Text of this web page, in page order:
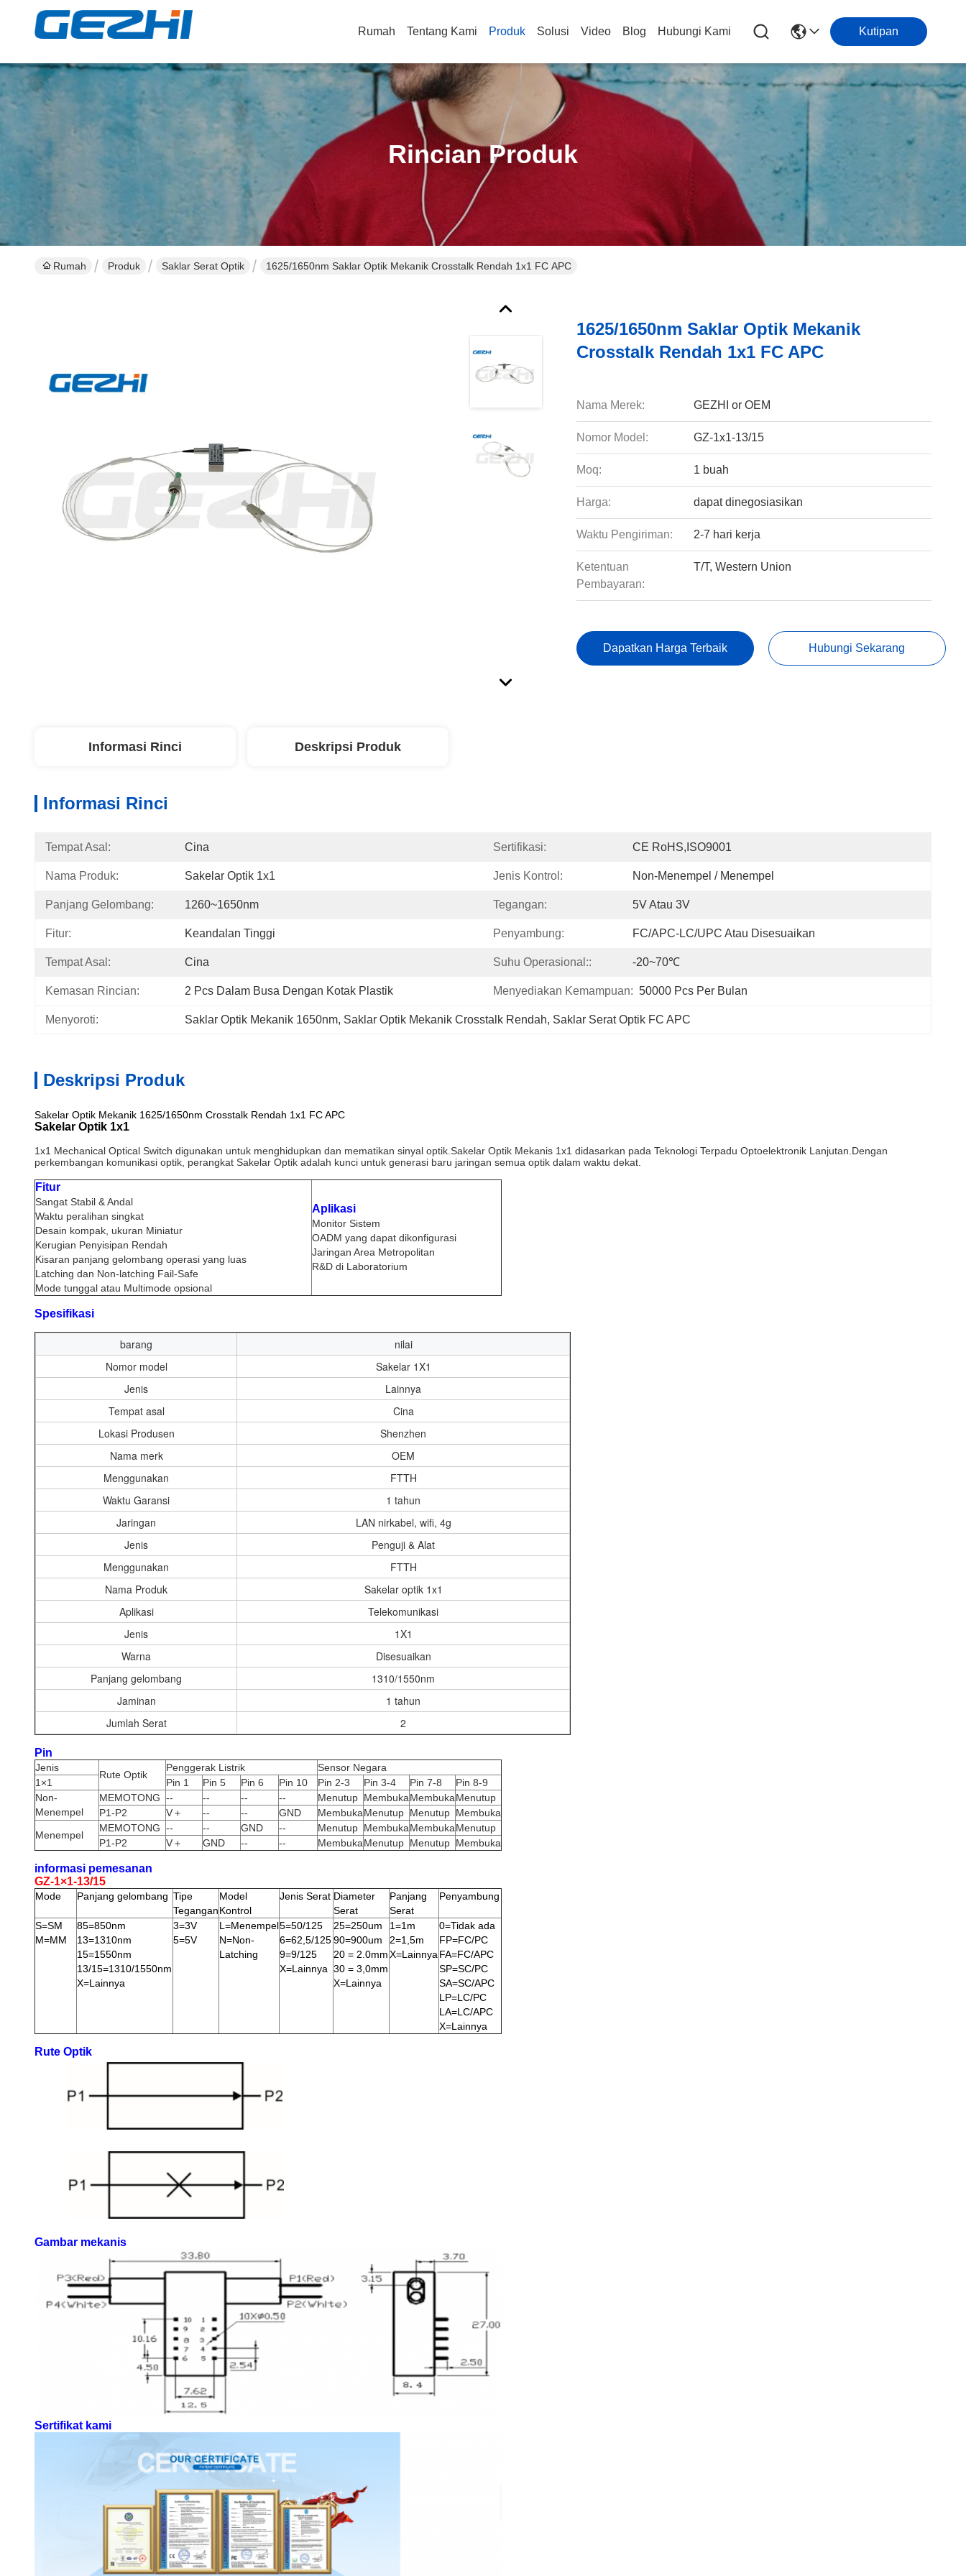
Rumah Tentang Kami Produk Solusi Video Blog Hubungi Kami Kutipan
Rincian Produk
Rumah Produk Saklar Serat Optik 1625/1650nm Saklar Optik Mekanik Crosstalk Rendah 1x1 FC APC
1625/1650nm Saklar Optik Mekanik
Crosstalk Rendah 1x1 FC APC
Nama Merek: GEZHI or OEM
Nomor Model: GZ-1x1-13/15
Moq: 1 buah
Harga: dapat dinegosiasikan
Waktu Pengiriman: 2-7 hari kerja
Ketentuan
Pembayaran:
T/T, Western Union
Dapatkan Harga Terbaik Hubungi Sekarang
Informasi Rinci Deskripsi Produk
Informasi Rinci
Tempat Asal: Cina Sertifikasi: CE RoHS,ISO9001
Nama Produk: Sakelar Optik 1x1 Jenis Kontrol: Non-Menempel / Menempel
Panjang Gelombang: 1260~1650nm Tegangan: 5V Atau 3V
Fitur: Keandalan Tinggi Penyambung: FC/APC-LC/UPC Atau Disesuaikan
Tempat Asal: Cina Suhu Operasional:: -20~70℃
Kemasan Rincian: 2 Pcs Dalam Busa Dengan Kotak Plastik Menyediakan Kemampuan: 50000 Pcs Per Bulan
Menyoroti: Saklar Optik Mekanik 1650nm, Saklar Optik Mekanik Crosstalk Rendah, Saklar Serat Optik FC APC
Deskripsi Produk
Sakelar Optik Mekanik 1625/1650nm Crosstalk Rendah 1x1 FC APC
Sakelar Optik 1x1
1x1 Mechanical Optical Switch digunakan untuk menghidupkan dan mematikan sinyal optik.Sakelar Optik Mekanis 1x1 didasarkan pada Teknologi Terpadu Optoelektronik Lanjutan.Dengan
perkembangan komunikasi optik, perangkat Sakelar Optik adalah kunci untuk generasi baru jaringan semua optik dalam waktu dekat.
Fitur
Sangat Stabil & Andal
Waktu peralihan singkat
Desain kompak, ukuran Miniatur
Kerugian Penyisipan Rendah
Kisaran panjang gelombang operasi yang luas
Latching dan Non-latching Fail-Safe
Mode tunggal atau Multimode opsional
Aplikasi
Monitor Sistem
OADM yang dapat dikonfigurasi
Jaringan Area Metropolitan
R&D di Laboratorium
Spesifikasi
barang
nilai
Nomor model
Sakelar 1X1
Jenis
Lainnya
Tempat asal
Cina
Lokasi Produsen
Shenzhen
Nama merk
OEM
Menggunakan
FTTH
Waktu Garansi
1 tahun
Jaringan
LAN nirkabel, wifi, 4g
Jenis
Penguji & Alat
Menggunakan
FTTH
Nama Produk
Sakelar optik 1x1
Aplikasi
Telekomunikasi
Jenis
1X1
Warna
Disesuaikan
Panjang gelombang
1310/1550nm
Jaminan
1 tahun
Jumlah Serat
2
Pin
Jenis
Rute Optik
Penggerak Listrik
Sensor Negara
1×1
Pin 1 Pin 5 Pin 6 Pin 10 Pin 2-3 Pin 3-4 Pin 7-8
Pin 8-9
Non-
Menempel
MEMOTONG -- -- -- -- Menutup MembukaMembukaMenutup
P1-P2
V＋ -- -- GND MembukaMenutup Menutup Membuka
Menempel
MEMOTONG -- -- GND -- Menutup MembukaMembukaMenutup
P1-P2
V＋ GND -- -- MembukaMenutup Menutup Membuka
informasi pemesanan
GZ-1×1-13/15
Mode Panjang gelombang Tipe
Tegangan
Model
Kontrol
Jenis Serat Diameter
Serat
Panjang
Serat
Penyambung
S=SM
M=MM
85=850nm
13=1310nm
15=1550nm
13/15=1310/1550nm
X=Lainnya
3=3V
5=5V
L=Menempel
N=Non-
Latching
5=50/125
6=62,5/125
9=9/125
X=Lainnya
25=250um
90=900um
20 = 2.0mm
30 = 3,0mm
X=Lainnya
1=1m
2=1,5m
X=Lainnya
0=Tidak ada
FP=FC/PC
FA=FC/APC
SP=SC/PC
SA=SC/APC
LP=LC/PC
LA=LC/APC
X=Lainnya
Rute Optik
Gambar mekanis
Sertifikat kami